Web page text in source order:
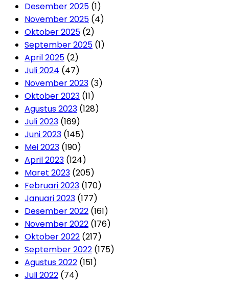
Desember 2025 (1)
November 2025 (4)
Oktober 2025 (2)
September 2025 (1)
April 2025 (2)
Juli 2024 (47)
November 2023 (3)
Oktober 2023 (11)
Agustus 2023 (128)
Juli 2023 (169)
Juni 2023 (145)
Mei 2023 (190)
April 2023 (124)
Maret 2023 (205)
Februari 2023 (170)
Januari 2023 (177)
Desember 2022 (161)
November 2022 (176)
Oktober 2022 (217)
September 2022 (175)
Agustus 2022 (151)
Juli 2022 (74)